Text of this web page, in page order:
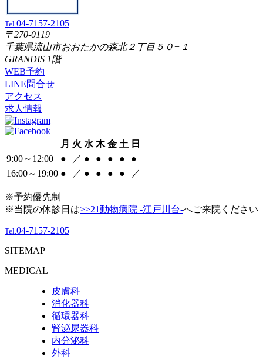
Tel. 04-7157-2105
〒270-0119
千葉県流山市おおたかの森北２丁目５０−１
GRANDIS 1階
WEB予約
LINE問合せ
アクセス
求人情報
月 火 水 木 金 土 日
9:00～12:00
● ／ ● ● ● ●
●
16:00～19:00 ● ／ ● ● ● ● ／
※予約優先制
※当院の休診日は>>21動物病院 -江戸川台-へご来院ください
Tel. 04-7157-2105
SITEMAP
MEDICAL
皮膚科
消化器科
循環器科
腎泌尿器科
内分泌科
外科